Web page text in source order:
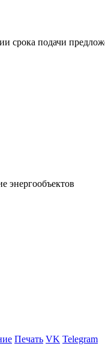
срока подачи
энергообъектов
Печать VK Telegram